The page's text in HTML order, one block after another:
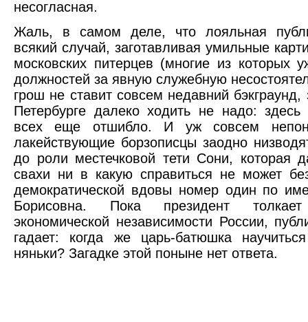
несогласная.
Жаль, в самом деле, что лояльная
всякий случай, заготавливая умильные
московских питерцев (многие из которых
должностей за явную служебную
грош не ставит совсем недавний
Петербурге далеко ходить не надо:
всех еще отшибло. И уж совсем
лакействующие борзописцы заодно
до роли местечковой тети Сони, которая
свахи ни в какую справиться не может
демократической вдовы номер один по
Борисовна. Пока президент
экономической независимости России,
гадает: когда же царь-батюшка
няньки? Загадке этой поныне нет ответа.